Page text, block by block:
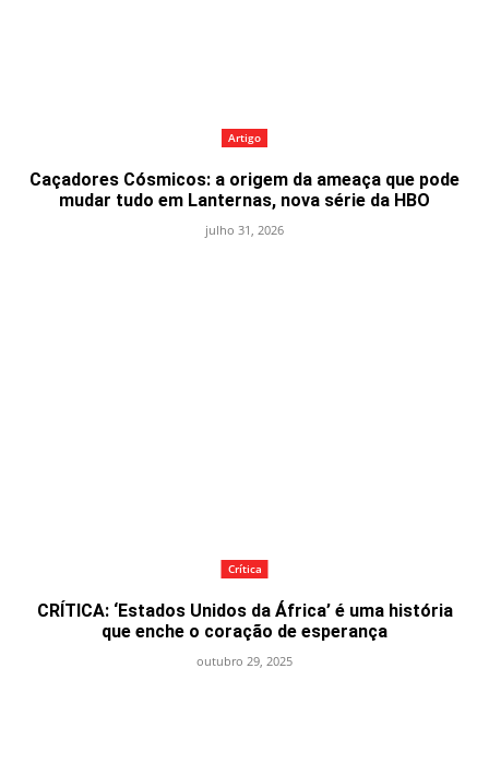
Artigo
Caçadores Cósmicos: a origem da ameaça que pode
mudar tudo em Lanternas, nova série da HBO
julho 31, 2026
Crítica
CRÍTICA: ‘Estados Unidos da África’ é uma história
que enche o coração de esperança
outubro 29, 2025